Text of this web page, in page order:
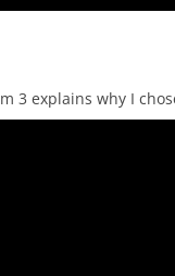
3 explains why I